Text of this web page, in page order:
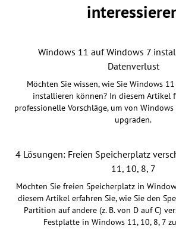
Windows 11 auf Windows 7
Datenverlust
Möchten Sie wissen, wie Sie Windows
installieren können? In diesem Artikel
professionelle Vorschläge, um von
upgraden.
4 Lösungen: Freien Speicherplatz
11, 10, 8, 7
Möchten Sie freien Speicherplatz in
diesem Artikel erfahren Sie, wie Sie den
Partition auf andere (z. B. von D auf C)
Festplatte in Windows 11, 10, 8, 7